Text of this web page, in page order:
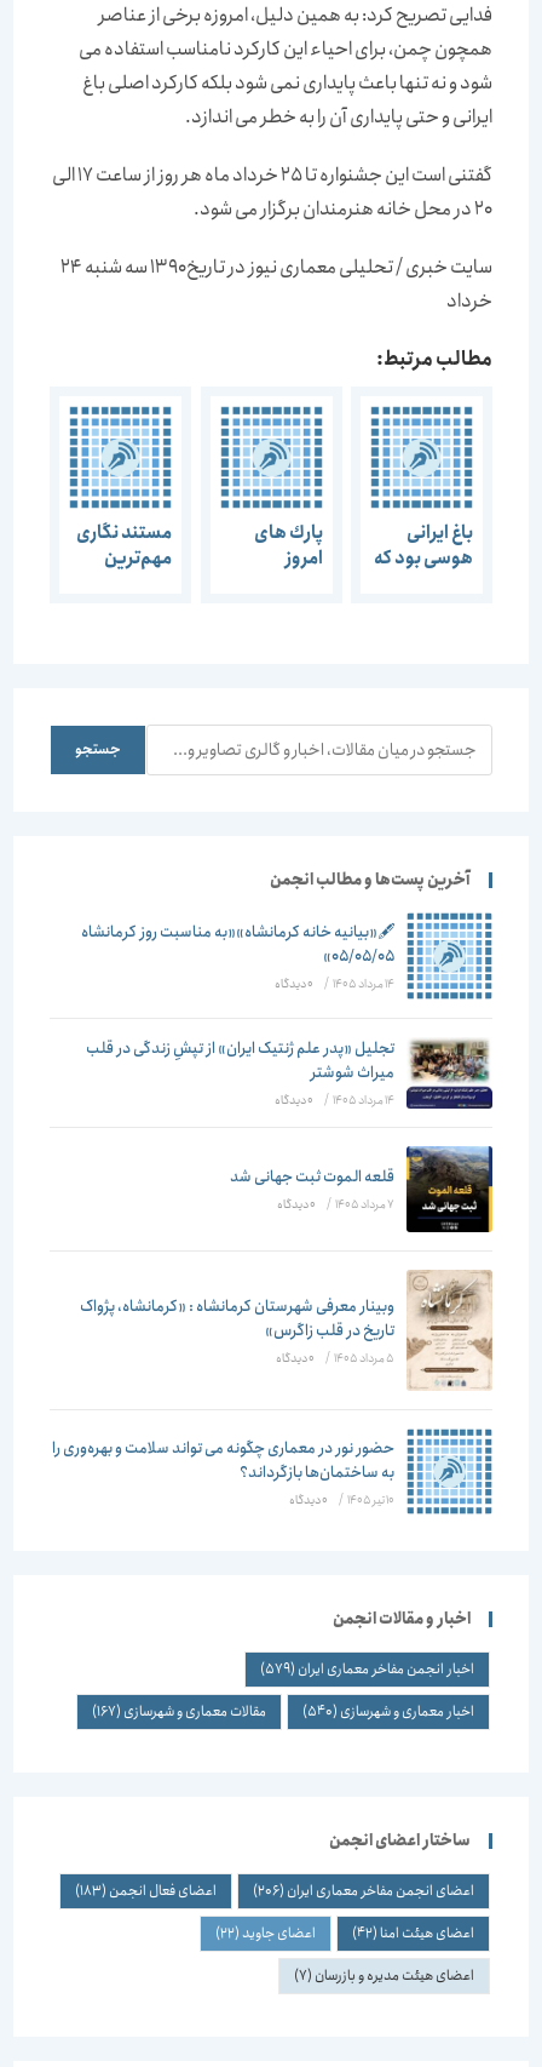
فدایی تصریح کرد: به همین دلیل، امروزه برخی از عناصر
همچون چمن، برای احیاء این کارکرد نامناسب استفاده می
شود و نه تنها باعث پایداری نمی شود بلکه کارکرد اصلی باغ
ایرانی و حتی پایداری آن را به خطر می اندازد.
گفتنی است این جشنواره تا 25 خرداد ماه هر روز از ساعت 17 الی
سایت خبری / تحلیلی معماری نیوز در تاریخ ۱۳۹۰ سه شنبه ۲۴
خرداد
مطالب مرتبط:
باغ ایرانی
هوسی بود كه
پارك های
امروز
مستند نگاری
مهم‌ترين
جستجو جستجو
آخرین پست‌ها و مطالب انجمن
🖋️«بیانیه خانه کرمانشاه»«به مناسبت روز کرمانشاه
۰۵/۰۵/۰۵»
14 مرداد 1405 / ۰ دیدگاه
تجلیل «پدر علم ژنتیک ایران» از تپشِ زندگی در قلب
میراث شوشتر
14 مرداد 1405 / ۰ دیدگاه
قلعه الموت ثبت جهانی شد
7 مرداد 1405 / ۰ دیدگاه
وبینار معرفی شهرستان کرمانشاه : «کرمانشاه، پژواک
تاریخ در قلب زاگرس»
5 مرداد 1405 / ۰ دیدگاه
حضور نور در معماری چگونه می تواند سلامت و بهره‌وری را
به ساختمان‌ها بازگرداند؟
10 تیر 1405 / ۰ دیدگاه
اخبار و مقالات انجمن
اخبار انجمن مفاخر معماری ایران(579)
اخبار معماری و شهرسازی(540) مقالات معماری و شهرسازی(167)
ساختار اعضای انجمن
اعضای انجمن مفاخر معماری ایران(206) اعضای فعال انجمن(183)
اعضای هیئت امنا (42) اعضای جاوید(22)
اعضای هیئت مدیره و بازرسان(7)